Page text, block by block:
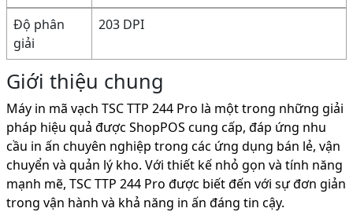
Độ phân
giải
203 DPI
Giới thiệu chung
Máy in mã vạch TSC TTP 244 Pro là một trong những giải
pháp hiệu quả được ShopPOS cung cấp, đáp ứng nhu
cầu in ấn chuyên nghiệp trong các ứng dụng bán lẻ, vận
chuyển và quản lý kho. Với thiết kế nhỏ gọn và tính năng
mạnh mẽ, TSC TTP 244 Pro được biết đến với sự đơn giản
trong vận hành và khả năng in ấn đáng tin cậy.